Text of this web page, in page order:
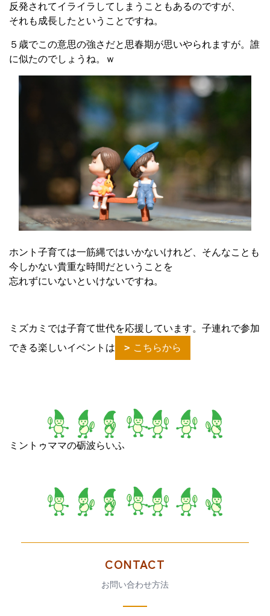
反発されてイライラしてしまうこともあるのですが、
それも成長したということですね。
５歳でこの意思の強さだと思春期が思いやられますが。誰
に似たのでしょうね。ｗ
ホント子育ては一筋縄ではいかないけれど、そんなことも
今しかない貴重な時間だということを
忘れずにいないといけないですね。
ミズカミでは子育て世代を応援しています。子連れで参加
できる楽しいイベントは
こちらから
ミントゥママの砺波らいふ
CONTACT
お問い合わせ方法